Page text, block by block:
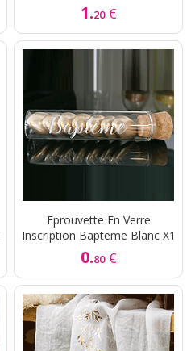
1.20 €
Eprouvette En Verre
Inscription Bapteme Blanc X1
0.80 €